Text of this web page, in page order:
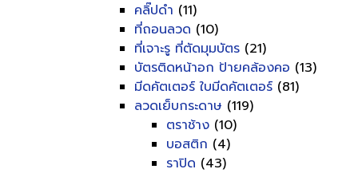
คลิ๊ปดำ (11)
ที่ถอนลวด (10)
ที่เจาะรู ที่ตัดมุมบัตร (21)
บัตรติดหน้าอก ป้ายคล้องคอ (13)
มีดคัตเตอร์ ใบมีดคัตเตอร์ (81)
ลวดเย็บกระดาษ (119)
ตราช้าง (10)
บอสติก (4)
ราปิด (43)